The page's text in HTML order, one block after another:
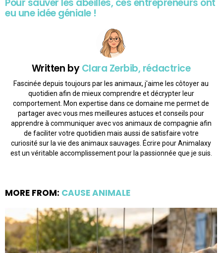
eu une idée géniale !
Written byClara Zerbib, rédactrice
Fascinée depuis toujours par les animaux, j'aime les côtoyer au
quotidien afin de mieux comprendre et décrypter leur
comportement. Mon expertise dans ce domaine me permet de
partager avec vous mes meilleures astuces et conseils pour
apprendre à communiquer avec vos animaux de compagnie afin
de faciliter votre quotidien mais aussi de satisfaire votre
curiosité sur la vie des animaux sauvages. Écrire pour Animalaxy
est un véritable accomplissement pour la passionnée que je suis.
MORE FROM: CAUSE ANIMALE